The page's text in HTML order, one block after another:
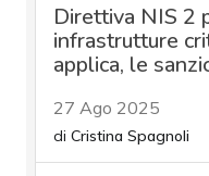
Direttiva NIS 2
infrastrutture
applica, le
27 Ago 2025
di Cristina Spagnoli